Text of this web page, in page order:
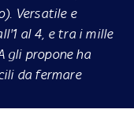
Versatile e
al 4, e tra i mille
gli propone ha
da fermare